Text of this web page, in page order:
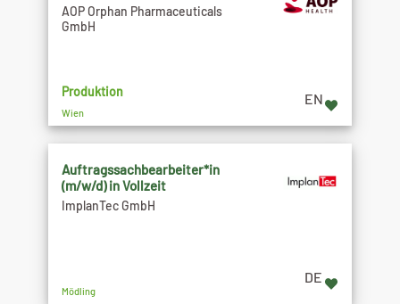
AOP Orphan Pharmaceuticals
GmbH
Produktion
Wien
EN
Auftragssachbearbeiter*in
(m/w/d) in Vollzeit
ImplanTec GmbH
Mödling
DE